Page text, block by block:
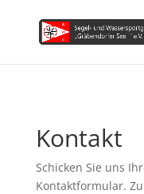
Kontakt
Schicken Sie uns
Kontaktformular.